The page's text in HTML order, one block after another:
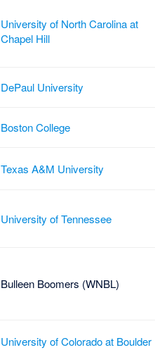
University of North Carolina at
Chapel Hill
DePaul University
Boston College
Texas A&M University
University of Tennessee
Bulleen Boomers (WNBL)
University of Colorado at Boulder